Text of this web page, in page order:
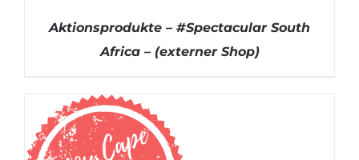
Aktionsprodukte – #Spectacular South
Africa – (externer Shop)